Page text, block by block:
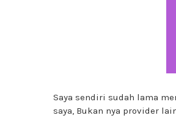
Saya sendiri sudah lama
saya, Bukan nya provider